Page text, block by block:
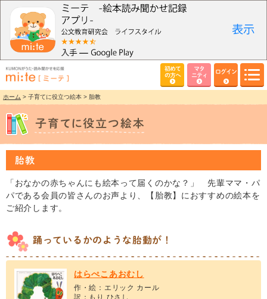
初めて
の方へ
マタ
ニティ
ログイン
ホーム > 子育てに役立つ絵本 > 胎教
胎教
「おなかの赤ちゃんにも絵本って届くのかな？」 先輩ママ・パ
パである会員の皆さんのお声より、【胎教】におすすめの絵本を
ご紹介します。
踊っているかのような胎動が！
はらぺこあおむし
作・絵：エリック カール
訳：もり ひさし